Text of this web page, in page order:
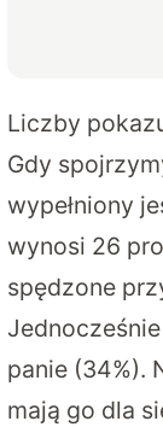
Liczby
Gdy
wypełniony
wynosi 26
spędzone
panie (34%).
mają go dla